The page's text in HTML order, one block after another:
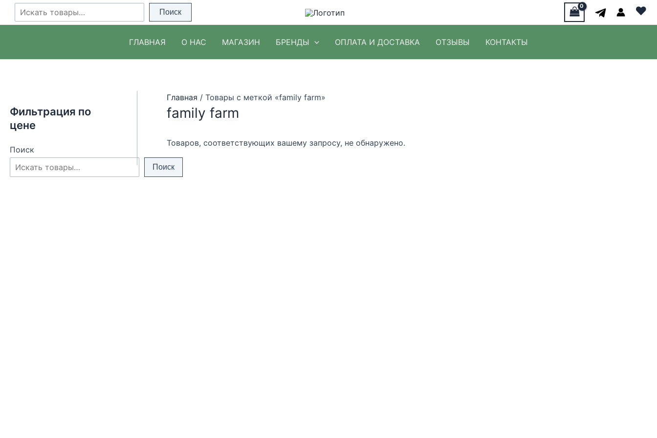
Перейти
Поиск Поиск ♥
ГЛАВНАЯ О НАС МАГАЗИН БРЕНДЫ ОПЛАТА И ДОСТАВКА ОТЗЫВЫ КОНТАКТЫ
Фильтрация по
цене
Поиск
Поиск
Главная / Товары с меткой «family farm»
family farm
Товаров, соответствующих вашему запросу, не обнаружено.